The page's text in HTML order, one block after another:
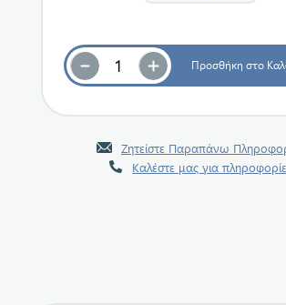
Ζητείστε Παραπάνω
Καλέστε μας για